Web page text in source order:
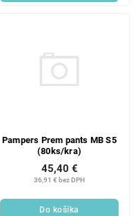
Pampers Prem pants MB S5
(80ks/kra)
36,91 € bez DPH
45,40 €
Do košíka